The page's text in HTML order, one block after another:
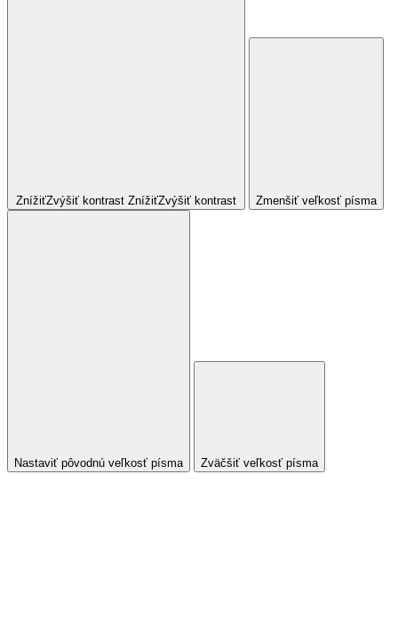
ZnížiťZvýšiť kontrast ZnížiťZvýšiť kontrast Zmenšiť veľkosť písma
Nastaviť pôvodnú veľkosť písma Zväčšiť veľkosť písma